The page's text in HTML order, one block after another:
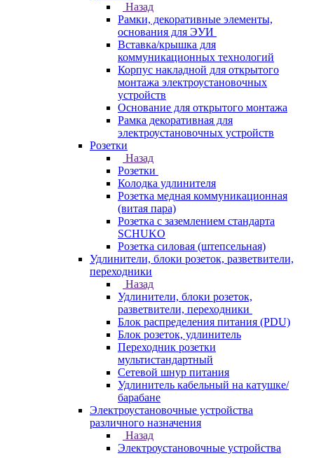
Назад
Рамки, декоративные элементы,
основания для ЭУИ
Вставка/крышка для
коммуникационных технологий
Корпус накладной для открытого
монтажа электроустановочных
устройств
Основание для открытого монтажа
Рамка декоративная для
электроустановочных устройств
Розетки
Назад
Розетки
Колодка удлинителя
Розетка медная коммуникационная
(витая пара)
Розетка с заземлением стандарта
SCHUKO
Розетка силовая (штепсельная)
Удлинители, блоки розеток, разветвители,
переходники
Назад
Удлинители, блоки розеток,
разветвители, переходники
Блок распределения питания (PDU)
Блок розеток, удлинитель
Переходник розетки
мультистандартный
Сетевой шнур питания
Удлинитель кабельный на катушке/
барабане
Электроустановочные устройства
различного назначения
Назад
Электроустановочные устройства